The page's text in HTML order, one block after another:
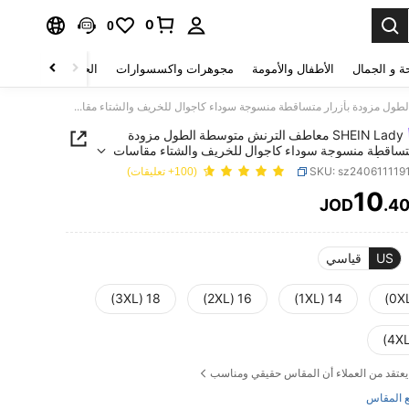
0
0
و الجمال الأطفال والأمومة مجوهرات واكسسوارات الحقائب والأمتعة
SHEIN Lady معاطف الترنش متوسطة الطول مزودة بأزرار متساقطة منسوجة سوداء كاجوال للخريف والشتاء مقاسات كبيرة للنساء, أزياء الخروج
SHEIN Lady معاطف الترنش متوسطة الطول مزودة
منسوجة سوداء كاجوال للخريف والشتاء مقاسات
أزياء الخروج
SKU: (100+ تعليقات)
PRICE AND JOD10.40
US قياسي
14 (1XL)
16 (2XL)
18 (3XL)
يعتقد من العملاء أن المقاس حقيقي ومناسب
المقاس